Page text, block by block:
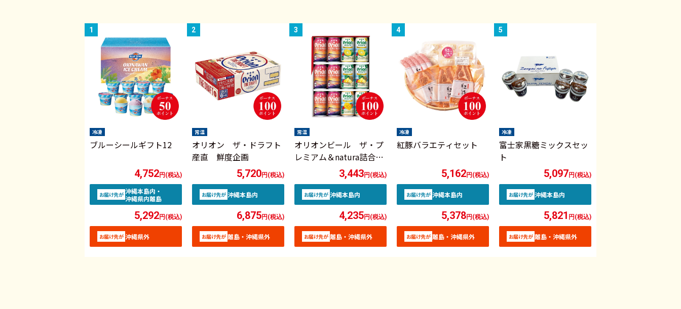
冷凍
ブルーシールギフト12
4,752円(税込)
お届け先が 沖縄本島内・
沖縄県内離島
5,292円(税込)
お届け先が 沖縄県外
常温
オリオン ザ・ドラフト
産直 鮮度企画
5,720円(税込)
お届け先が 沖縄本島内
6,875円(税込)
お届け先が 離島・沖縄県外
常温
オリオンビール ザ・プ
レミアム＆natura詰合せ
3,443円(税込)
お届け先が 沖縄本島内
4,235円(税込)
お届け先が 離島・沖縄県外
冷凍
紅豚バラエティセット
5,162円(税込)
お届け先が 沖縄本島内
5,378円(税込)
お届け先が 離島・沖縄県外
冷凍
富士家黒糖ミックスセッ
ト
5,097円(税込)
お届け先が 沖縄本島内
5,821 円(税込)
お届け先が 離島・沖縄県外